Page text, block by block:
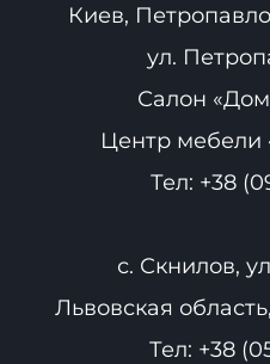
Киев,
ул.
Салон
Центр мебели
Тел: +38
с. Скнилов,
Львовская
Тел: +38